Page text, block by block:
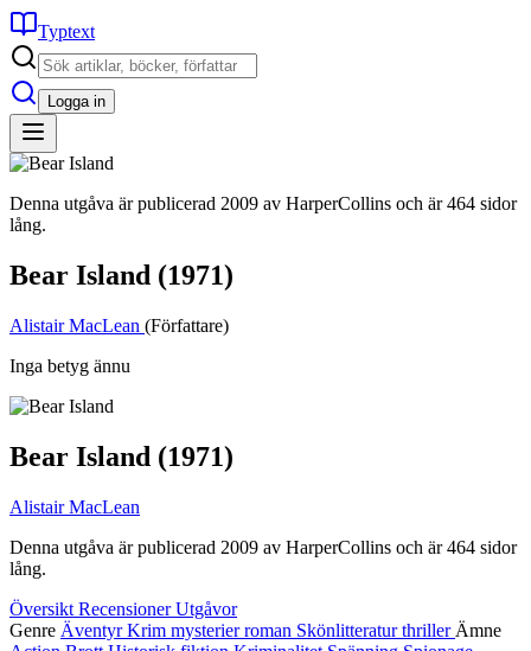
Typtext
Logga in
Denna utgåva är publicerad 2009 av HarperCollins och är 464 sidor
lång.
Bear Island (1971)
Alistair MacLean (Författare)
Inga betyg ännu
Bear Island (1971)
Alistair MacLean
Denna utgåva är publicerad 2009 av HarperCollins och är 464 sidor
lång.
Översikt RecensionerUtgåvor
Genre ÄventyrKrim mysterierroman Skönlitteraturthriller Ämne